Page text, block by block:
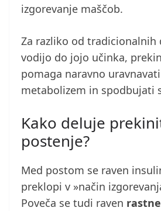
izgorevanje maščob.
Za razliko od
vodijo do jojo učinka,
pomaga naravno
metabolizem in spodbujati
Kako deluje
postenje?
Med postom se raven
preklopi v »način
Poveča se tudi raven